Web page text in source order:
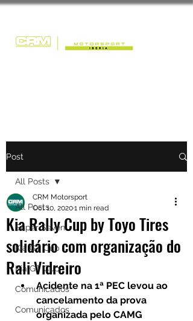
Post
All Posts
Super Seven
Kia GT Cup
Kia GT Cup
Comunicados
Comunicados
All Posts
Kia Rally Cup by Toyo Tires
solidário com organização do
Rali Vidreiro
CRM Motorsport
Oct 10, 20201 min read
Acidente na 1ª PEC levou ao
cancelamento da prova
organizada pelo CAMG